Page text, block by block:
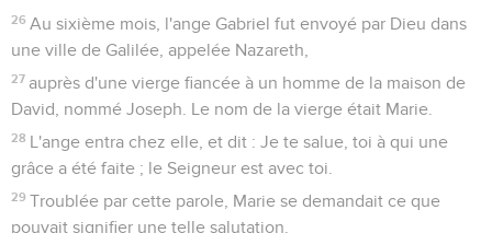
26 Au sixième mois, l'ange Gabriel fut envoyé par Dieu dans
une ville de Galilée, appelée Nazareth,
27 auprès d'une vierge fiancée à un homme de la maison de
David, nommé Joseph. Le nom de la vierge était Marie.
28 L'ange entra chez elle, et dit : Je te salue, toi à qui une
grâce a été faite ; le Seigneur est avec toi.
29 Troublée par cette parole, Marie se demandait ce que
pouvait signifier une telle salutation.